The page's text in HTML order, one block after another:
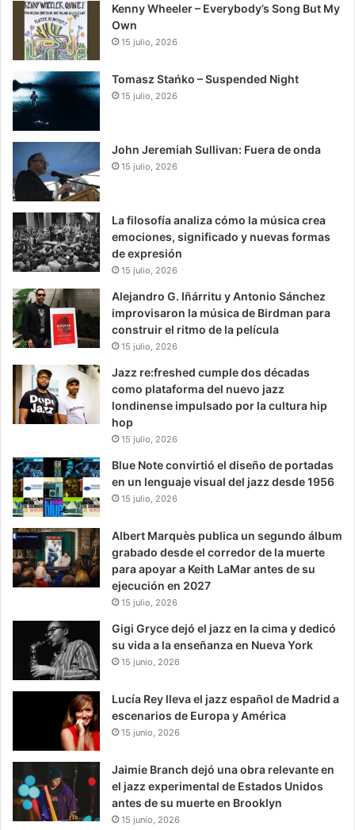
Kenny Wheeler – Everybody’s Song But My
Own
15 julio, 2026
Tomasz Stańko – Suspended Night
15 julio, 2026
John Jeremiah Sullivan: Fuera de onda
15 julio, 2026
La filosofía analiza cómo la música crea
emociones, significado y nuevas formas
de expresión
15 julio, 2026
Alejandro G. Iñárritu y Antonio Sánchez
improvisaron la música de Birdman para
construir el ritmo de la película
15 julio, 2026
Jazz re:freshed cumple dos décadas
como plataforma del nuevo jazz
londinense impulsado por la cultura hip
hop
15 julio, 2026
Blue Note convirtió el diseño de portadas
en un lenguaje visual del jazz desde 1956
15 julio, 2026
Albert Marquès publica un segundo álbum
grabado desde el corredor de la muerte
para apoyar a Keith LaMar antes de su
ejecución en 2027
15 julio, 2026
Gigi Gryce dejó el jazz en la cima y dedicó
su vida a la enseñanza en Nueva York
15 junio, 2026
Lucía Rey lleva el jazz español de Madrid a
escenarios de Europa y América
15 junio, 2026
Jaimie Branch dejó una obra relevante en
el jazz experimental de Estados Unidos
antes de su muerte en Brooklyn
15 junio, 2026